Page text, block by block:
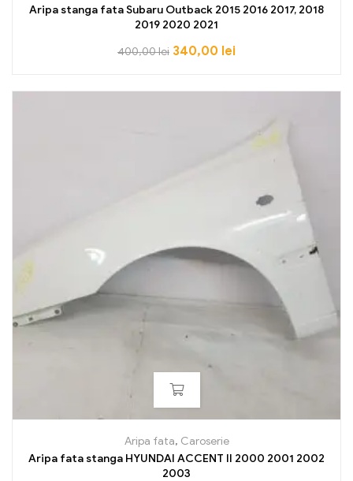
Aripa stanga fata Subaru Outback 2015 2016 2017, 2018
2019 2020 2021
400,00lei 340,00 lei
Aripa fata, Caroserie
Aripa fata stanga HYUNDAI ACCENT II 2000 2001 2002
2003